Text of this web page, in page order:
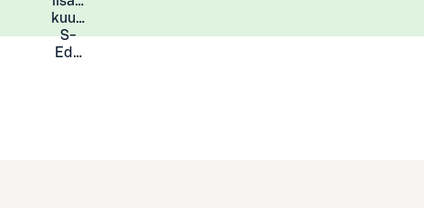
kuukauden
S-
Eduista